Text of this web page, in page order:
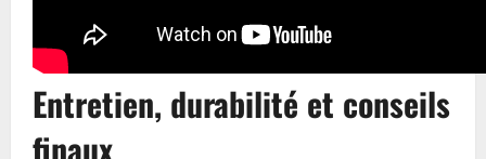
Entretien, durabilité et conseils
finaux